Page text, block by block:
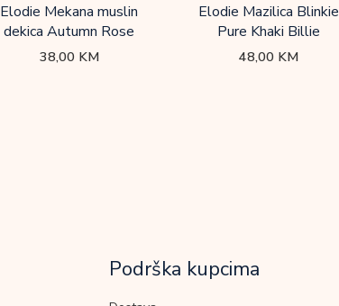
Elodie Mekana muslin
dekica Autumn Rose
38,00 KM
Elodie Mazilica Blinkie
Pure Khaki Billie
48,00 KM
Podrška kupcima